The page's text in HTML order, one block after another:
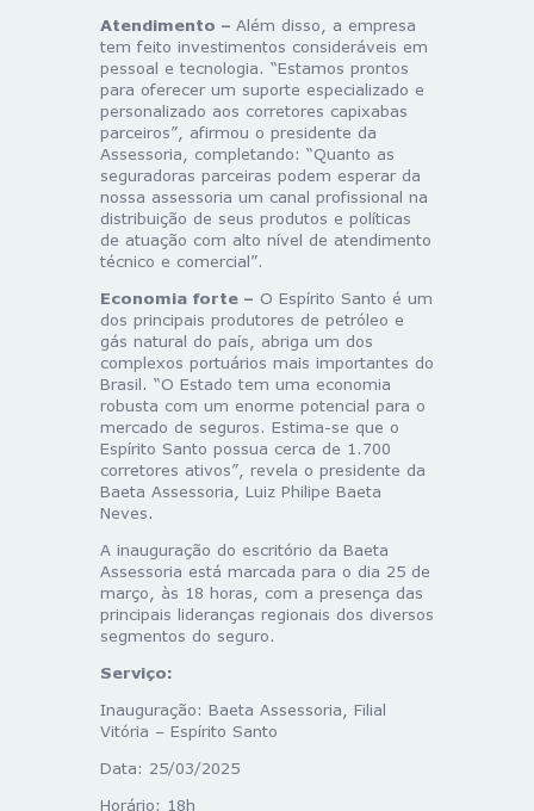
Atendimento – Além disso, a empresa
tem feito investimentos consideráveis em
pessoal e tecnologia. “Estamos prontos
para oferecer um suporte especializado e
personalizado aos corretores capixabas
parceiros”, afirmou o presidente da
Assessoria, completando: “Quanto as
seguradoras parceiras podem esperar da
nossa assessoria um canal profissional na
distribuição de seus produtos e políticas
de atuação com alto nível de atendimento
técnico e comercial”.
Economia forte – O Espírito Santo é um
dos principais produtores de petróleo e
gás natural do país, abriga um dos
complexos portuários mais importantes do
Brasil. “O Estado tem uma economia
robusta com um enorme potencial para o
mercado de seguros. Estima-se que o
Espírito Santo possua cerca de 1.700
corretores ativos”, revela o presidente da
Baeta Assessoria, Luiz Philipe Baeta
Neves.
A inauguração do escritório da Baeta
Assessoria está marcada para o dia 25 de
março, às 18 horas, com a presença das
principais lideranças regionais dos diversos
segmentos do seguro.
Serviço:
Inauguração: Baeta Assessoria, Filial
Vitória – Espírito Santo
Data: 25/03/2025
Horário: 18h